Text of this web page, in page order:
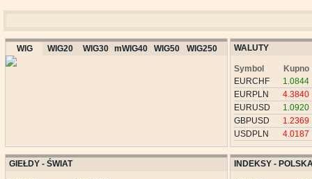
WIG WIG20 WIG30 mWIG40 WIG50 WIG250 WALUTY
Symbol
Kupno
EURCHF
1.0844
EURPLN
4.3840
EURUSD
1.0920
GBPUSD
1.2369
USDPLN
4.0187
GIEŁDY - ŚWIAT INDEKSY -